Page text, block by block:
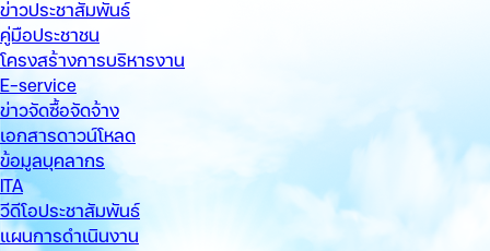
ข่าวประชาสัมพันธ์
คู่มือประชาชน
โครงสร้างการบริหารงาน
E-service
ข่าวจัดซื้อจัดจ้าง
เอกสารดาวน์โหลด
ข้อมูลบุคลากร
ITA
วีดีโอประชาสัมพันธ์
แผนการดำเนินงาน